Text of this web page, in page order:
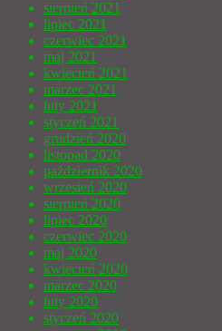
sierpień 2021
lipiec 2021
czerwiec 2021
maj 2021
kwiecień 2021
marzec 2021
luty 2021
styczeń 2021
grudzień 2020
listopad 2020
październik 2020
wrzesień 2020
sierpień 2020
lipiec 2020
czerwiec 2020
maj 2020
kwiecień 2020
marzec 2020
luty 2020
styczeń 2020